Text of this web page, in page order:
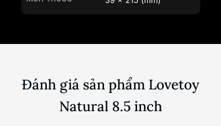
Đánh giá sản phẩm Lovetoy
Natural 8.5 inch